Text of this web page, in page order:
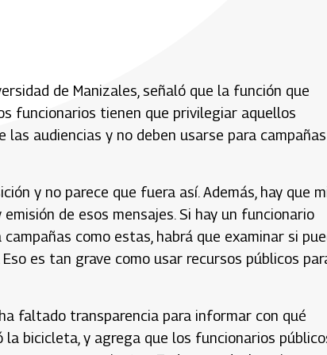
de Manizales, señaló que la función que
funcionarios tienen que privilegiar aquellos
audiencias y no deben usarse para campañas
y no parece que fuera así. Además, hay que
de esos mensajes. Si hay un funcionario
como estas, habrá que examinar si
es tan grave como usar recursos públicos
faltado transparencia para informar con qué
la bicicleta, y agrega que los funcionarios